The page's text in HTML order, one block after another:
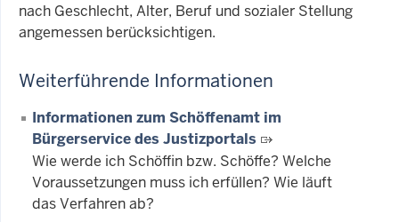
nach Geschlecht, Alter, Beruf und sozialer Stellung
angemessen berücksichtigen.
Weiterführende Informationen
Informationen zum Schöffenamt im
Bürgerservice des Justizportals
Wie werde ich Schöffin bzw. Schöffe? Welche
Voraussetzungen muss ich erfüllen? Wie läuft
das Verfahren ab?